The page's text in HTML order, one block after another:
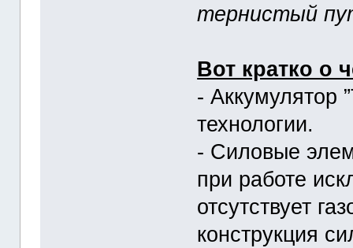
тернистый
Вот кратко о
- Аккумулятор
технологии.
- Cиловые
при работе
отсутствует
конструкция